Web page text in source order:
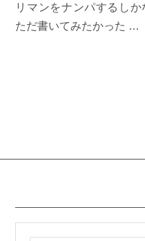
リマンをナンパするし
ただ書いてみたかった …